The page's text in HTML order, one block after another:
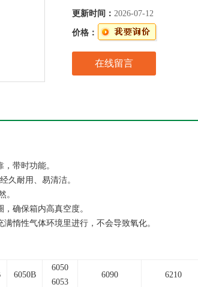
更新时间： 2026-07-12
价格：
在线留言
带时功能。
久耐用、易清洁。
。
确保箱内高真空度。
惰性气体环境里进行，不会导致氧化。
6050B
6050
6053
6090 6210